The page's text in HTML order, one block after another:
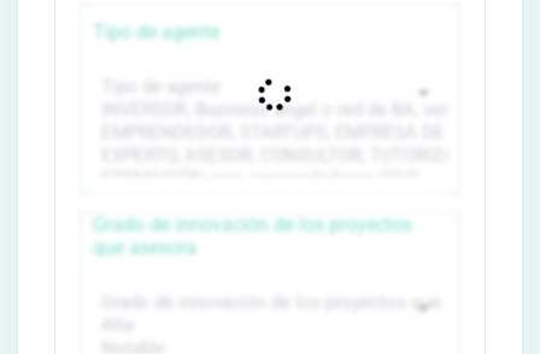
Tipo de agente
Grado de innovación de los proyectos
que asesora